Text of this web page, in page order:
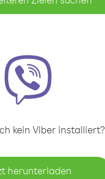
kein Viber installiert?
herunterladen